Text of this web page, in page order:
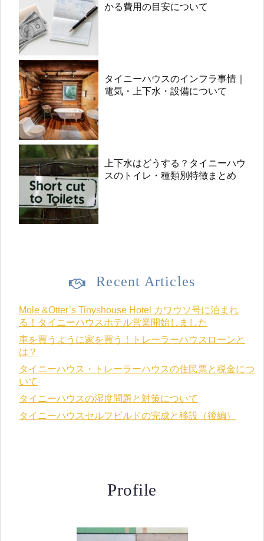
かる費用の目安について
タイニーハウスのインフラ事情｜
電気・上下水・設備について
上下水はどうする？タイニーハウ
スのトイレ・種類別特徴まとめ
Recent Articles
Mole &Otter`s Tinyshouse Hotel カワウソ号に泊まれ
る！タイニーハウスホテル営業開始しました
車を買うように家を買う！トレーラーハウスローンと
は？
タイニーハウス・トレーラーハウスの住民票と税金につ
いて
タイニーハウスの湿度問題と対策について
タイニーハウスセルフビルドの完成と移設（後編）
Profile